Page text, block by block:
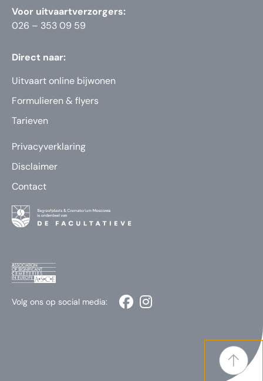
Voor uitvaartverzorgers:
026 – 353 09 59
Direct naar:
Uitvaart online bijwonen
Formulieren & flyers
Tarieven
Privacyverklaring
Disclaimer
Contact
Volg ons op social media: